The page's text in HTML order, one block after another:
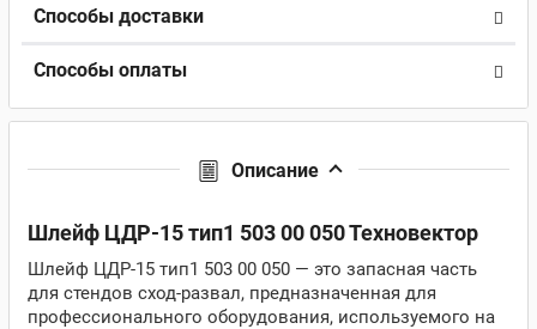
Способы доставки
Способы оплаты
Описание
Шлейф ЦДР-15 тип1 503 00 050 Техновектор
Шлейф ЦДР-15 тип1 503 00 050 — это запасная часть
для стендов сход-развал, предназначенная для
профессионального оборудования, используемого на